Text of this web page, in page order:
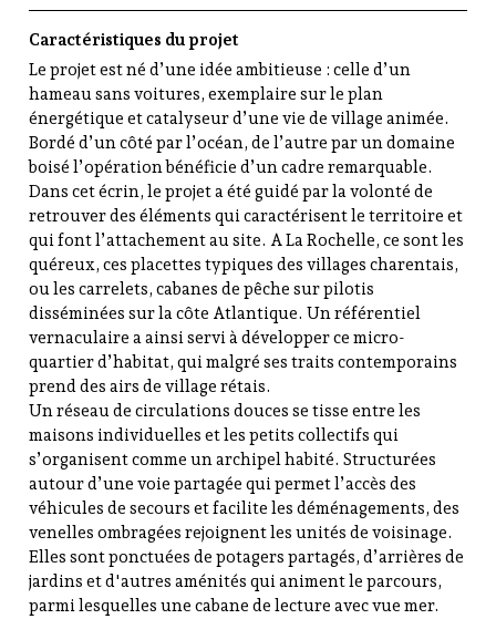
u
i
t
a
i
n
e
Caractéristiques du projet
Le projet est né d’une idée ambitieuse : celle d’un
hameau sans voitures, exemplaire sur le plan
énergétique et catalyseur d’une vie de village animée.
Bordé d’un côté par l’océan, de l’autre par un domaine
boisé l’opération bénéficie d’un cadre remarquable.
Dans cet écrin, le projet a été guidé par la volonté de
retrouver des éléments qui caractérisent le territoire et
qui font l’attachement au site. A La Rochelle, ce sont les
quéreux, ces placettes typiques des villages charentais,
ou les carrelets, cabanes de pêche sur pilotis
disséminées sur la côte Atlantique. Un référentiel
vernaculaire a ainsi servi à développer ce micro-
quartier d’habitat, qui malgré ses traits contemporains
prend des airs de village rétais.
Un réseau de circulations douces se tisse entre les
maisons individuelles et les petits collectifs qui
s’organisent comme un archipel habité. Structurées
autour d’une voie partagée qui permet l’accès des
véhicules de secours et facilite les déménagements, des
venelles ombragées rejoignent les unités de voisinage.
Elles sont ponctuées de potagers partagés, d’arrières de
jardins et d'autres aménités qui animent le parcours,
parmi lesquelles une cabane de lecture avec vue mer.